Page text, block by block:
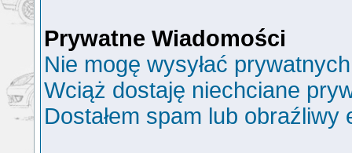
Prywatne Wiadomości
Nie mogę wysyłać
Wciąż dostaję niechciane
Dostałem spam lub